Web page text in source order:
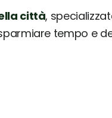
città,
tempo e